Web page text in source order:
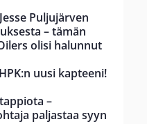
Puljujärven
– tämän
olisi halunnut
uusi kapteeni!
–
paljastaa syyn